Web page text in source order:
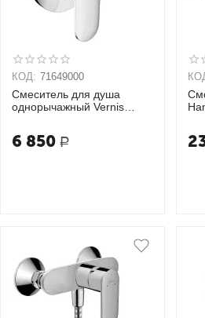
КОД: 71649000
Смеситель для душа
однорычажный Vernis
6 850 Р